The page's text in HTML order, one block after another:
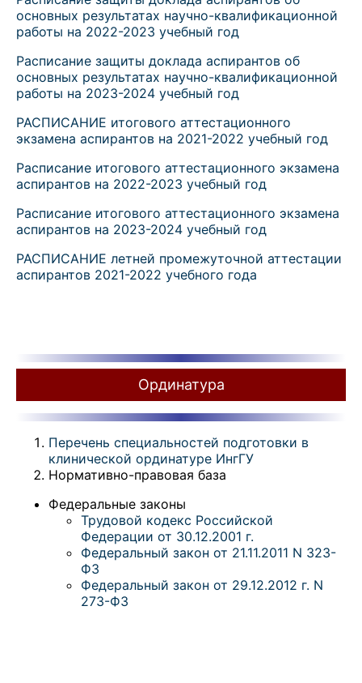
основных результатах научно-квалификационной
работы на 2022-2023 учебный год
Расписание защиты доклада аспирантов об
основных результатах научно-квалификационной
работы на 2023-2024 учебный год
РАСПИСАНИЕ итогового аттестационного
экзамена аспирантов на 2021-2022 учебный год
Расписание итогового аттестационного экзамена
аспирантов на 2022-2023 учебный год
Расписание итогового аттестационного экзамена
аспирантов на 2023-2024 учебный год
РАСПИСАНИЕ летней промежуточной аттестации
аспирантов 2021-2022 учебного года
Ординатура
Перечень специальностей подготовки в
клинической ординатуре ИнгГУ
Нормативно-правовая база
Федеральные законы
Трудовой кодекс Российской
Федерации от 30.12.2001 г.
Федеральный закон от 21.11.2011 N 323-
ФЗ
Федеральный закон от 29.12.2012 г. N
273-ФЗ